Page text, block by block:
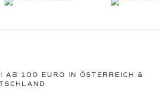
AB 100 EURO IN ÖSTERREICH &